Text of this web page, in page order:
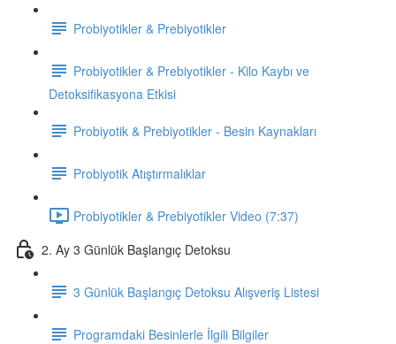
Probiyotikler & Prebiyotikler
Probiyotikler & Prebiyotikler - Kilo Kaybı ve
Detoksifikasyona Etkisi
Probiyotik & Prebiyotikler - Besin Kaynakları
Probiyotik Atıştırmalıklar
Probiyotikler & Prebiyotikler Video (7:37)
2. Ay 3 Günlük Başlangıç Detoksu
3 Günlük Başlangıç Detoksu Alışveriş Listesi
Programdaki Besinlerle İlgili Bilgiler